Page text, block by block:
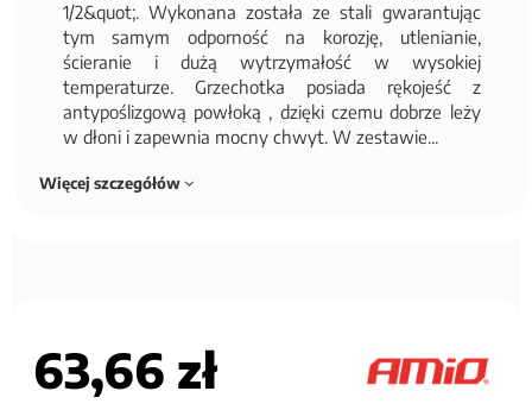
1/2&quot;. Wykonana została ze stali gwarantując
tym samym odporność na korozję, utlenianie,
ścieranie i dużą wytrzymałość w wysokiej
temperaturze. Grzechotka posiada rękojeść z
antypoślizgową powłoką , dzięki czemu dobrze leży
w dłoni i zapewnia mocny chwyt. W zestawie...
Więcej szczegółów
63,66 zł